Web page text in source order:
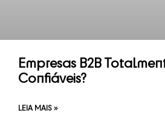
Empresas B2B
Confiáveis?
LEIA MAIS »